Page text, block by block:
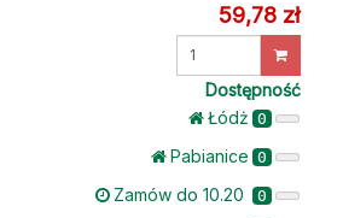
59,78 zł
Wprowadź
Dostępność
Łódż 0
Pabianice 0
Zamów do 10.20 0